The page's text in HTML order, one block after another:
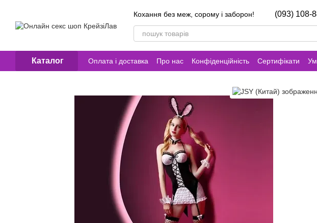
Кохання без меж, сорому і заборон!
(093) 108-
Каталог Оплата і доставка Про нас Конфіденційність Сертифікати
Контакти